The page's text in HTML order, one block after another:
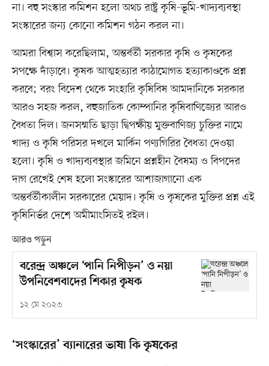
না। বহু সংস্কার কমিশন হলো অথচ রাষ্ট্র কৃষি-ভূমি-খাদ্যব্যবস্থা
সংস্কারের জন্য কোনো কমিশন গঠন করল না।
আমরা বিশ্বাস করেছিলাম, অন্তর্বর্তী সরকার কৃষি ও কৃষকের
সপক্ষে দাঁড়াবে। কৃষক আত্মহত্যার কাঠামোগত হত্যাকাণ্ডকে প্রশ্ন
করবে; বরং বিদেশ থেকে সংহারি কৃষিবিষ আমদানিকে সরকার
আরও সহজ করল, বহুজাতিক কোম্পানির কৃষিবাণিজ্যের আরও
বৈধতা দিল। জনসম্মতি ছাড়া দ্বিপক্ষীয় মুক্তবাণিজ্য চুক্তির নামে
খাদ্য ও কৃষি পরিসর দখলে মার্কিন পণ্যগিরির বৈধতা দেওয়া
হলো। কৃষি ও খাদ্যব্যবস্থার জমিনে প্রশ্নহীন বৈষম্য ও বিপদের
দাগ রেখেই শেষ হলো সংস্কারের আশাজাগানো এক
অন্তর্বর্তীকালীন সরকারের মেয়াদ। কৃষি ও কৃষকের মুক্তির প্রশ্ন এই
কৃষিনির্ভর দেশে অমীমাংসিতই রইল।
আরও পড়ুন
বরেন্দ্র অঞ্চলে ‘পানি নিপীড়ন’ ও নয়া
উপনিবেশবাদের শিকার কৃষক
১২ মে ২০২৩
‘সংস্কারের’ ব্যানারের ভাষা কি কৃষকের